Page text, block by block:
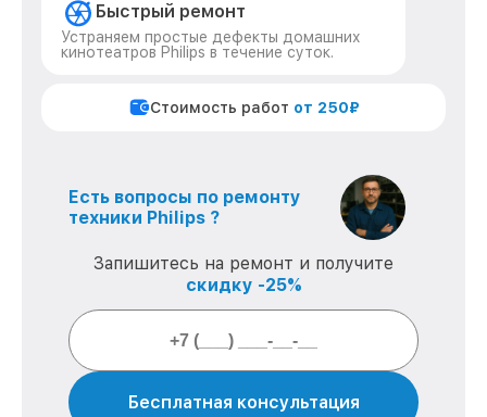
Быстрый ремонт
Устраняем простые дефекты домашних
кинотеатров Philips в течение суток.
Стоимость работ от 250₽
Есть вопросы по ремонту
техники Philips ?
Запишитесь на ремонт и получите
скидку -25%
Бесплатная консультация